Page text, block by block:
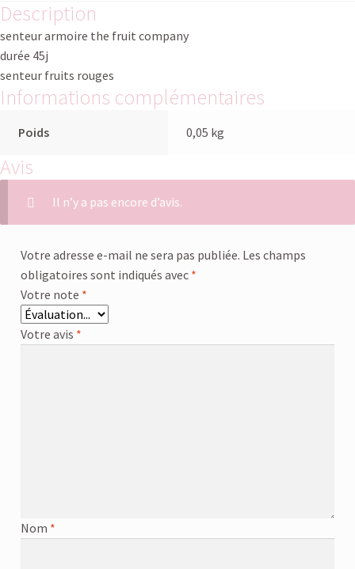
Description
senteur armoire the fruit company
durée 45j
senteur fruits rouges
Informations complémentaires
Poids 0,05 kg
Avis
Il n’y a pas encore d’avis.
Votre adresse e-mail ne sera pas publiée. Les champs
obligatoires sont indiqués avec *
Votre note *
Votre avis *
Nom *